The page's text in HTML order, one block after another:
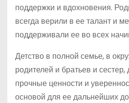
поддержки и вдохновения.
всегда верили в ее талант и
поддерживали ее во всех
Детство в полной семье, в
родителей и братьев и
прочные ценности и
основой для ее дальнейших